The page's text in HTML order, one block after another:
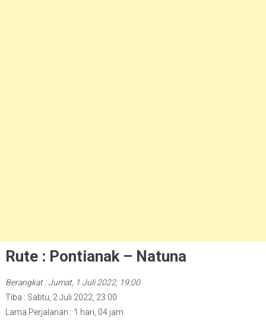
Rute : Pontianak – Natuna
Berangkat : Jumat, 1 Juli 2022, 19:00
Tiba : Sabtu, 2 Juli 2022, 23:00
Lama Perjalanan : 1 hari, 04 jam